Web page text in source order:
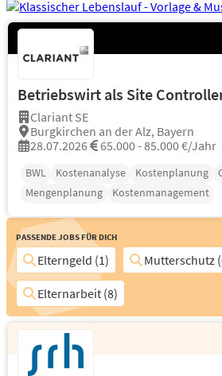
Betriebswirt als Site
Clariant SE
Burgkirchen an der Alz, Bayern
28.07.2026
65.000 - 85.000 €/Jahr
BWL Kostenanalyse Kostenplanung
Mengenplanung
Kostenmanagement
Passende Jobs für Dich
Elterngeld (1)
Mutterschutz
Elternarbeit (8)